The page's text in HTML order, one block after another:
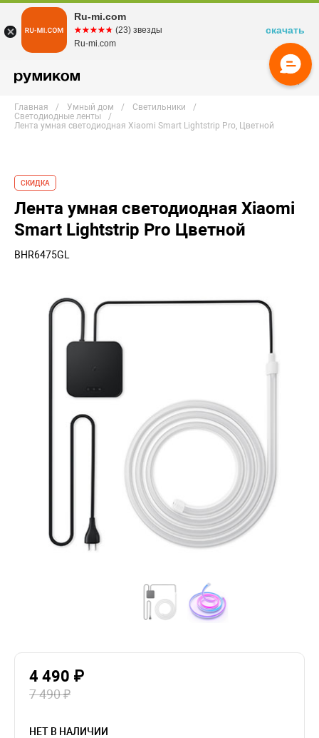
Главная Умный дом
Светильники
Светодиодные ленты
Лента умная светодиодная Xiaomi Smart Lightstrip Pro, Цветной
СКИДКА
Лента умная светодиодная Xiaomi
Smart Lightstrip Pro Цветной
BHR6475GL
4 490 ₽
7 490 ₽
НЕТ В НАЛИЧИИ
Ru-mi.com
☆☆☆☆☆
★★★★★ (23) звезды
Ru-mi.com
скачать